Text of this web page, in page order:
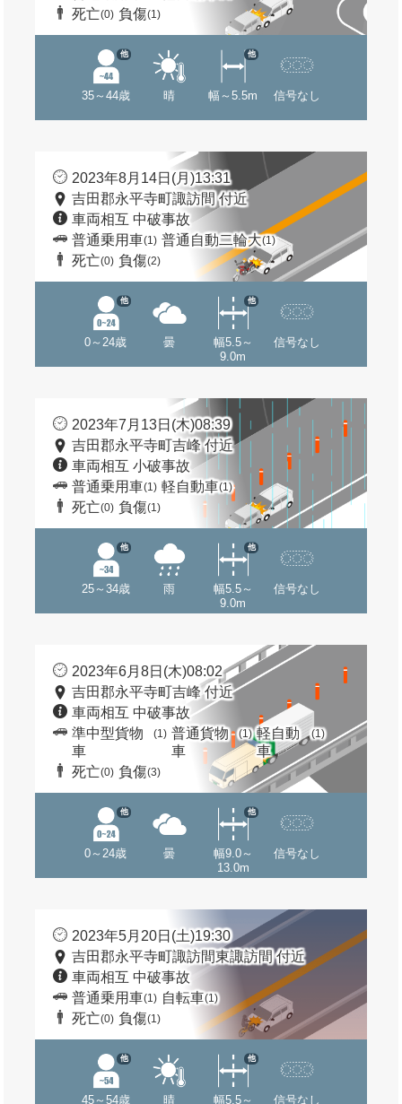
死亡(0) 負傷(1)
35～44歳
他
晴 幅～5.5m
他
信号なし
2023年8月14日(月)13:31
吉田郡永平寺町諏訪間 付近
車両相互 中破事故
普通乗用車(1) 普通自動二輪大(1)
死亡(0) 負傷(2)
0～24歳
他
曇
幅5.5～
9.0m
他
信号なし
2023年7月13日(木)08:39
吉田郡永平寺町吉峰 付近
車両相互 小破事故
普通乗用車(1) 軽自動車(1)
死亡(0) 負傷(1)
25～34歳
他
雨
幅5.5～
9.0m
他
信号なし
2023年6月8日(木)08:02
吉田郡永平寺町吉峰 付近
車両相互 中破事故
準中型貨物
車
(1) 普通貨物
車
(1) 軽自動
車
(1)
死亡(0) 負傷(3)
0～24歳
他
曇
幅9.0～
13.0m
他
信号なし
2023年5月20日(土)19:30
吉田郡永平寺町諏訪間東諏訪間 付近
車両相互 中破事故
普通乗用車(1) 自転車(1)
死亡(0) 負傷(1)
45～54歳
他
晴 幅5.5～
他
信号なし